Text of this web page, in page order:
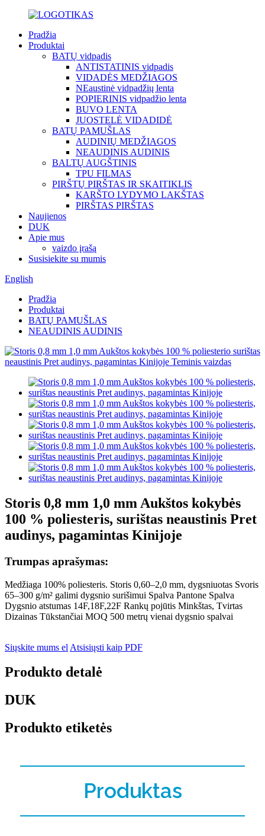
Pradžia
Produktai
BATŲ vidpadis
ANTISTATINIS vidpadis
VIDADĖS MEDŽIAGOS
NEaustinė vidpadžių lenta
POPIERINIS vidpadžio lenta
BUVO LENTA
JUOSTELĖ VIDADIDĖ
BATŲ PAMUŠLAS
AUDINIŲ MEDŽIAGOS
NEAUDINIS AUDINIS
BALTŲ AUGŠTINIS
TPU FILMAS
PIRŠTŲ PIRŠTAS IR SKAITIKLIS
KARŠTO LYDYMO LAKŠTAS
PIRŠTAS PIRŠTAS
Naujienos
DUK
Apie mus
vaizdo įrašą
Susisiekite su mumis
English
Pradžia
Produktai
BATŲ PAMUŠLAS
NEAUDINIS AUDINIS
Storis 0,8 mm 1,0 mm Aukštos kokybės
100 % poliesteris, surištas neaustinis Pret
audinys, pagamintas Kinijoje
Trumpas aprašymas:
Medžiaga 100% poliesteris. Storis 0,60–2,0 mm, dygsniuotas Svoris
65–300 g/m² galimi dygsnio surišimui Spalva Pantone Spalva
Dygsnio atstumas 14F,18F,22F Rankų pojūtis Minkštas, Tvirtas
Dizainas Tūkstančiai MOQ 500 metrų vienai dygsnio spalvai
Siųskite mums el Atsisiųsti kaip PDF
Produkto detalė
DUK
Produkto etiketės
Produktas